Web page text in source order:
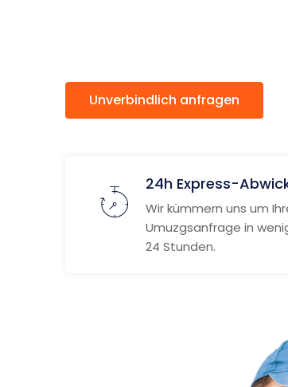
Unverbindlich anfragen
24h Express-
Wir kümmern uns um
Umuzgsanfrage in
24 Stunden.